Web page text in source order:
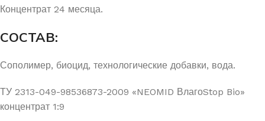
Концентрат 24 месяца.
СОСТАВ:
Сополимер, биоцид, технологические добавки, вода.
ТУ 2313-049-98536873-2009 «NEOMID ВлагоStop Bio»
концентрат 1:9